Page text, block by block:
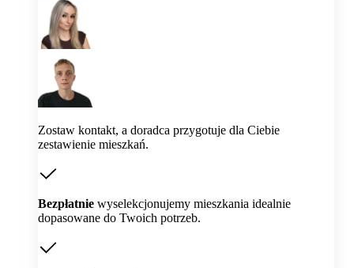
Zostaw kontakt, a doradca przygotuje dla Ciebie
zestawienie mieszkań.
Bezpłatnie wyselekcjonujemy mieszkania idealnie
dopasowane do Twoich potrzeb.